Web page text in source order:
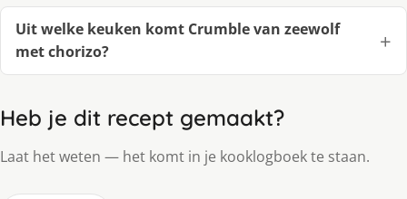
Uit welke keuken komt Crumble van zeewolf
met chorizo?
Heb je dit recept gemaakt?
Laat het weten — het komt in je kooklogboek te staan.